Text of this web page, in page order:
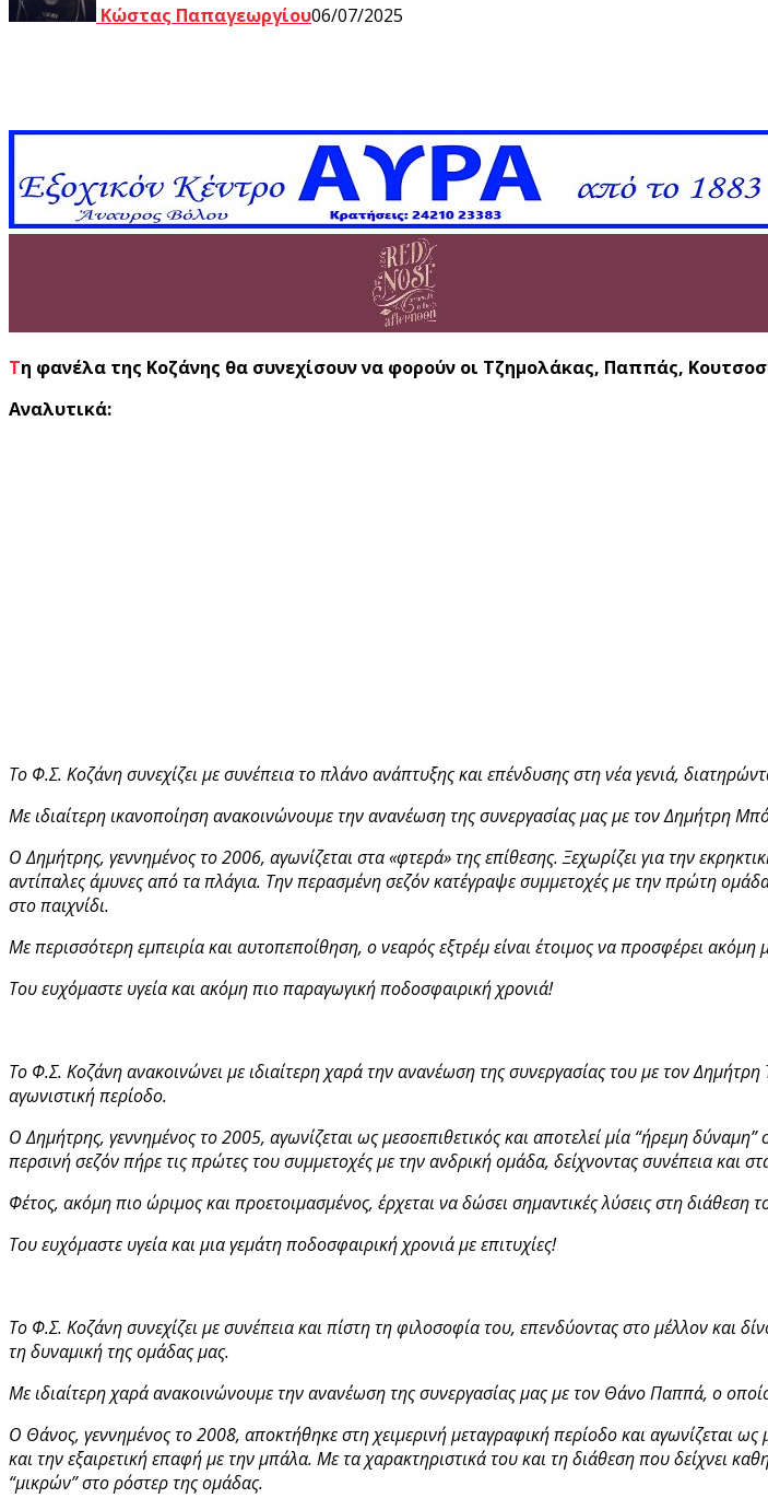
Κώστας Παπαγεωργίου06/07/2025
Τη φανέλα της Κοζάνης θα συνεχίσουν να φορούν οι Τζημολάκας, Παππάς,
Αναλυτικά:
Το Φ.Σ. Κοζάνη συνεχίζει με συνέπεια το πλάνο ανάπτυξης και επένδυσης στη νέα γενιά,
Με ιδιαίτερη ικανοποίηση ανακοινώνουμε την ανανέωση της συνεργασίας μας με τον Δημήτρη
Ο Δημήτρης, γεννημένος το 2006, αγωνίζεται στα «φτερά» της επίθεσης. Ξεχωρίζει για την
αντίπαλες άμυνες από τα πλάγια. Την περασμένη σεζόν κατέγραψε συμμετοχές με την πρώτη
στο παιχνίδι.
Με περισσότερη εμπειρία και αυτοπεποίθηση, ο νεαρός εξτρέμ είναι έτοιμος να προσφέρει
Του ευχόμαστε υγεία και ακόμη πιο παραγωγική ποδοσφαιρική χρονιά!
Το Φ.Σ. Κοζάνη ανακοινώνει με ιδιαίτερη χαρά την ανανέωση της συνεργασίας του με τον
αγωνιστική περίοδο.
Ο Δημήτρης, γεννημένος το 2005, αγωνίζεται ως μεσοεπιθετικός και αποτελεί μία “ήρεμη
περσινή σεζόν πήρε τις πρώτες του συμμετοχές με την ανδρική ομάδα, δείχνοντας συνέπεια και
Φέτος, ακόμη πιο ώριμος και προετοιμασμένος, έρχεται να δώσει σημαντικές λύσεις στη διάθεση
Του ευχόμαστε υγεία και μια γεμάτη ποδοσφαιρική χρονιά με επιτυχίες!
Το Φ.Σ. Κοζάνη συνεχίζει με συνέπεια και πίστη τη φιλοσοφία του, επενδύοντας στο μέλλον και
τη δυναμική της ομάδας μας.
Με ιδιαίτερη χαρά ανακοινώνουμε την ανανέωση της συνεργασίας μας με τον Θάνο Παππά, ο
Ο Θάνος, γεννημένος το 2008, αποκτήθηκε στη χειμερινή μεταγραφική περίοδο και αγωνίζεται
και την εξαιρετική επαφή με την μπάλα. Με τα χαρακτηριστικά του και τη διάθεση που δείχνει
“μικρών” στο ρόστερ της ομάδας.